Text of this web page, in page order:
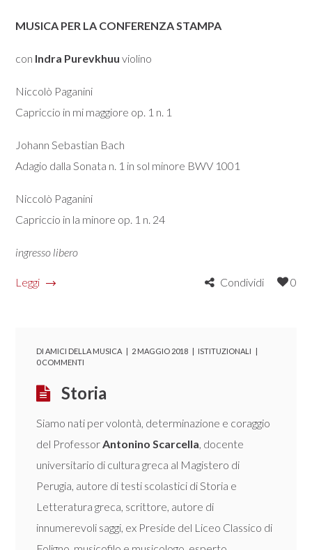
MUSICA PER LA CONFERENZA STAMPA
con Indra Purevkhuu violino
Niccolò Paganini
Capriccio in mi maggiore op. 1 n. 1
Johann Sebastian Bach
Adagio dalla Sonata n. 1 in sol minore BWV 1001
Niccolò Paganini
Capriccio in la minore op. 1 n. 24
ingresso libero
Leggi Condividi 0
DI AMICI DELLA MUSICA 2 MAGGIO 2018
ISTITUZIONALI
0 COMMENTI
Storia
Siamo nati per volontà, determinazione e coraggio
del Professor Antonino Scarcella , docente
universitario di cultura greca al Magistero di
Perugia, autore di testi scolastici di Storia e
Letteratura greca, scrittore, autore di
innumerevoli saggi, ex Preside del Liceo Classico di